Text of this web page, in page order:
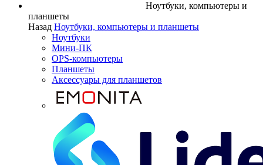
Ноутбуки, компьютеры и
планшеты
Назад Ноутбуки, компьютеры и планшеты
Ноутбуки
Мини-ПК
OPS-компьютеры
Планшеты
Аксессуары для планшетов